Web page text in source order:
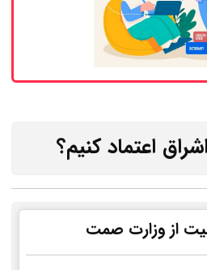
اعتماد کنیم؟
از وزارت صمت